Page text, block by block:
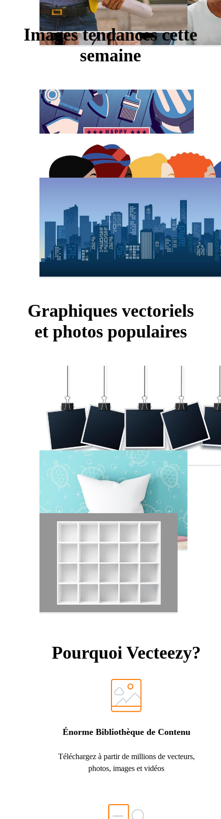
Images tendances cette
semaine
Graphiques vectoriels
et photos populaires
Pourquoi Vecteezy?
Énorme Bibliothèque de Contenu
Téléchargez à partir de millions de vecteurs,
photos, images et vidéos